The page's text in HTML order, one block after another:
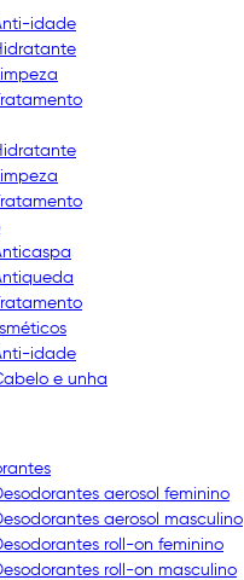
idade
idade
e unha
aerosol feminino
aerosol masculino
roll-on feminino
roll-on masculino